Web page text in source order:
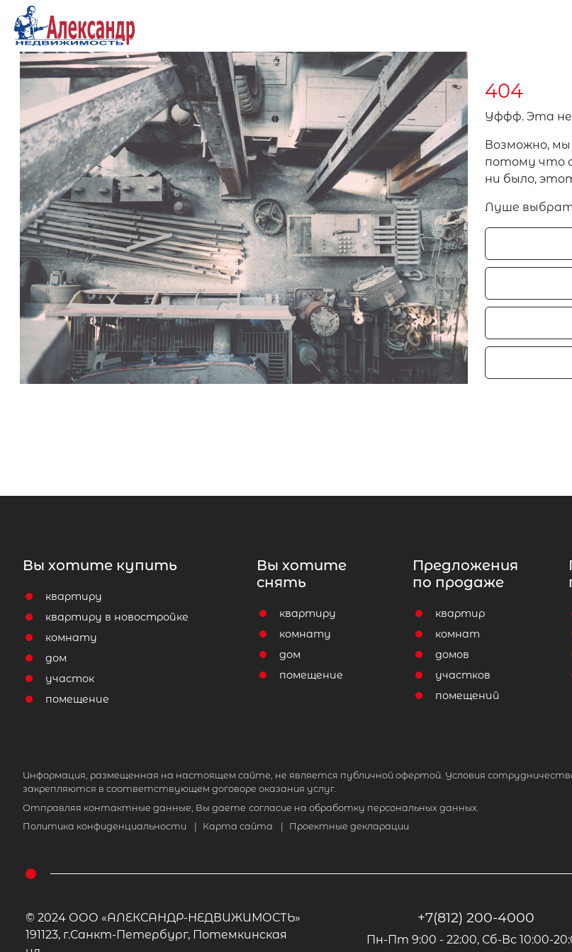
404
Уффф. Эта
Возможно,
потому что
ни было,
Луше
Вы хотите купить
квартиру
квартиру в новостройке
комнату
дом
участок
помещение
Вы хотите
снять
квартиру
комнату
дом
помещение
Предложения
по продаже
квартир
комнат
домов
участков
помещений
Информация, размещенная на настоящем сайте, не является публичной офертой. Условия
закрепляются в соответствующем договоре оказания услуг.
Отправляя контактные данные, Вы даете согласие на обработку персональных данных.
Политика конфиденциальности
Карта сайта Проектные декларации
© 2024 ООО «АЛЕКСАНДР-НЕДВИЖИМОСТЬ»
191123, г.Санкт-Петербург, Потемкинская
+7(812) 200-4000
Пн-Пт 9:00 - 22:00, Сб-Вс 10:00-